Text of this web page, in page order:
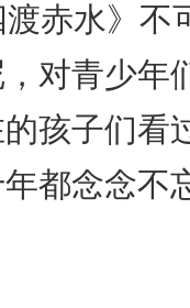
赤水》不
对青少年
孩子们看
都念念不